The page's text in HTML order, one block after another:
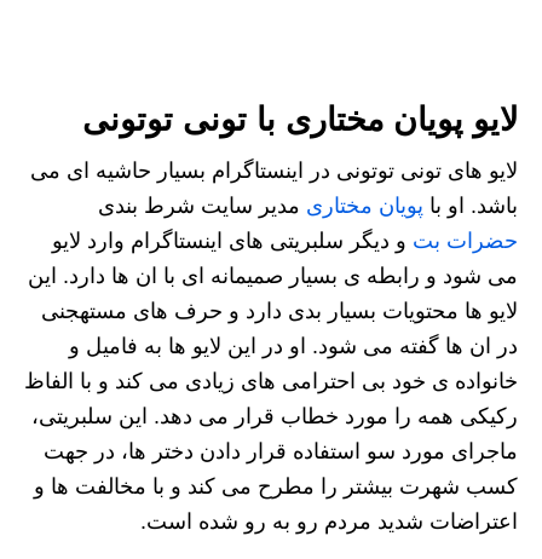
لایو پویان مختاری با تونی توتونی
لایو های تونی توتونی در اینستاگرام بسیار حاشیه ای می
باشد. او با پویان مختاری مدیر سایت شرط بندی
حضرات بت و دیگر سلبریتی های اینستاگرام وارد لایو
می شود و رابطه ی بسیار صمیمانه ای با ان ها دارد. این
لایو ها محتویات بسیار بدی دارد و حرف های مستهجنی
در ان ها گفته می شود. او در این لایو ها به فامیل و
خانواده ی خود بی احترامی های زیادی می کند و با الفاظ
رکیکی همه را مورد خطاب قرار می دهد. این سلبریتی،
ماجرای مورد سو استفاده قرار دادن دختر ها، در جهت
کسب شهرت بیشتر را مطرح می کند و با مخالفت ها و
اعتراضات شدید مردم رو به رو شده است.